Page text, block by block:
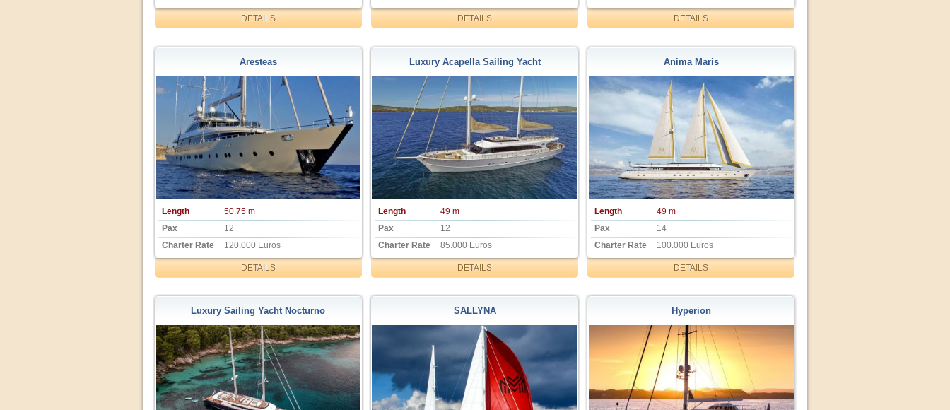
DETAILS DETAILS DETAILS
Aresteas
Length
50.75 m
Pax
12
Charter Rate
120.000 Euros
DETAILS
Luxury Acapella Sailing Yacht
Length
49 m
Pax
12
Charter Rate
85.000 Euros
DETAILS
Anima Maris
Length
49 m
Pax
14
Charter Rate
100.000 Euros
DETAILS
Luxury Sailing Yacht Nocturno SALLYNA Hyperion